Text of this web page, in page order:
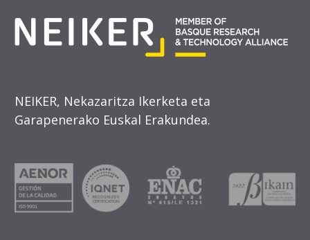
NEIKER, Nekazaritza Ikerketa eta
Garapenerako Euskal Erakundea.